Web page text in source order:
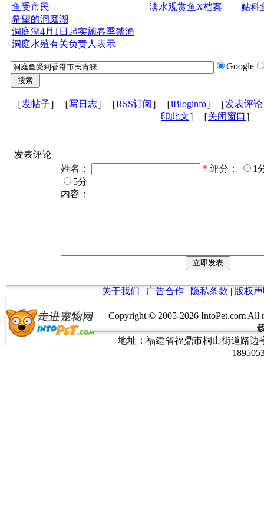
鱼受市民
希望的洞庭湖
洞庭湖4月1日起实施春季禁渔
洞庭水殖有关负责人表示
淡水观赏鱼X档案——鲇科
Google
［发帖子］［写日志］［RSS订阅 ］［iBloginfo］［发表评论
印此文］［关闭窗口 ］
发表评论
姓名：
* 评分：
1
5分
内容：
关于我们 | 广告合作| 隐私条款 | 版权
Copyright © 2005-2026 IntoPet.com
地址：福建省福鼎市桐山街道路边